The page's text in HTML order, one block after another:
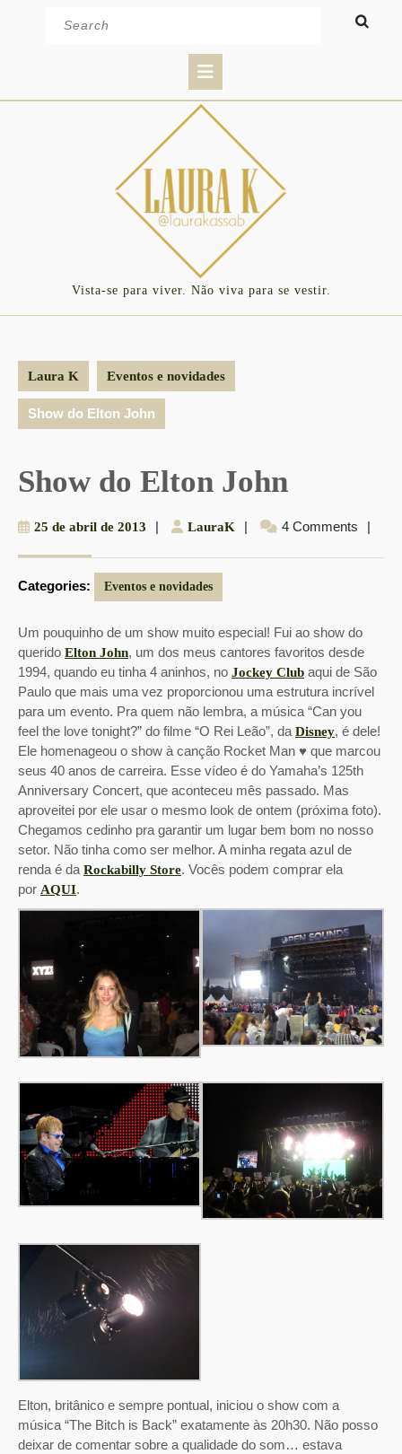
Button
Vista-se para viver. Não viva para se vestir.
Laura K Eventos e novidades
Show do Elton John
Show do Elton John
25 de abril de 2013 25
de
2013
| LauraK LauraK
| 4 Comments |
Categories: Eventos e novidades
Um pouquinho de um show muito especial! Fui ao show do
querido Elton John, um dos meus cantores favoritos desde
1994, quando eu tinha 4 aninhos, no Jockey Club aqui de São
Paulo que mais uma vez proporcionou uma estrutura incrível
para um evento. Pra quem não lembra, a música “Can you
feel the love tonight?” do filme “O Rei Leão”, da Disney, é dele!
Ele homenageou o show à canção Rocket Man ♥ que marcou
seus 40 anos de carreira. Esse vídeo é do Yamaha’s 125th
Anniversary Concert, que aconteceu mês passado. Mas
aproveitei por ele usar o mesmo look de ontem (próxima foto).
Chegamos cedinho pra garantir um lugar bem bom no nosso
setor. Não tinha como ser melhor. A minha regata azul de
renda é da Rockabilly Store. Vocês podem comprar ela
por AQUI.
Elton, britânico e sempre pontual, iniciou o show com a
música “The Bitch is Back” exatamente às 20h30. Não posso
deixar de comentar sobre a qualidade do som… estava